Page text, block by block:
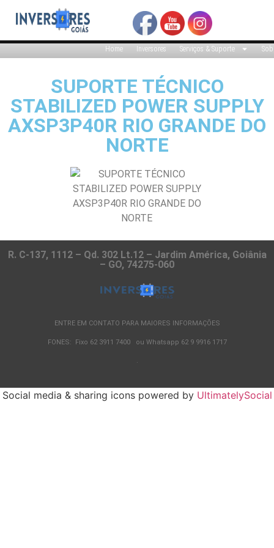
Home Inversores Serviços & Suporte
SUPORTE TÉCNICO
STABILIZED POWER SUPPLY
AXSP3P40R RIO GRANDE DO
NORTE
R. C-137, 1112 – Qd. 302 Lt.12 – Jardim América, Goiânia
– GO, 74275-060
ENTRE EM CONTATO PARA MAIORES INFORMAÇÕES
FONES: Fixo 62 3911 7400 ou Whatsapp 62 9 9916 1717
.
Social media & sharing icons powered by UltimatelySocial